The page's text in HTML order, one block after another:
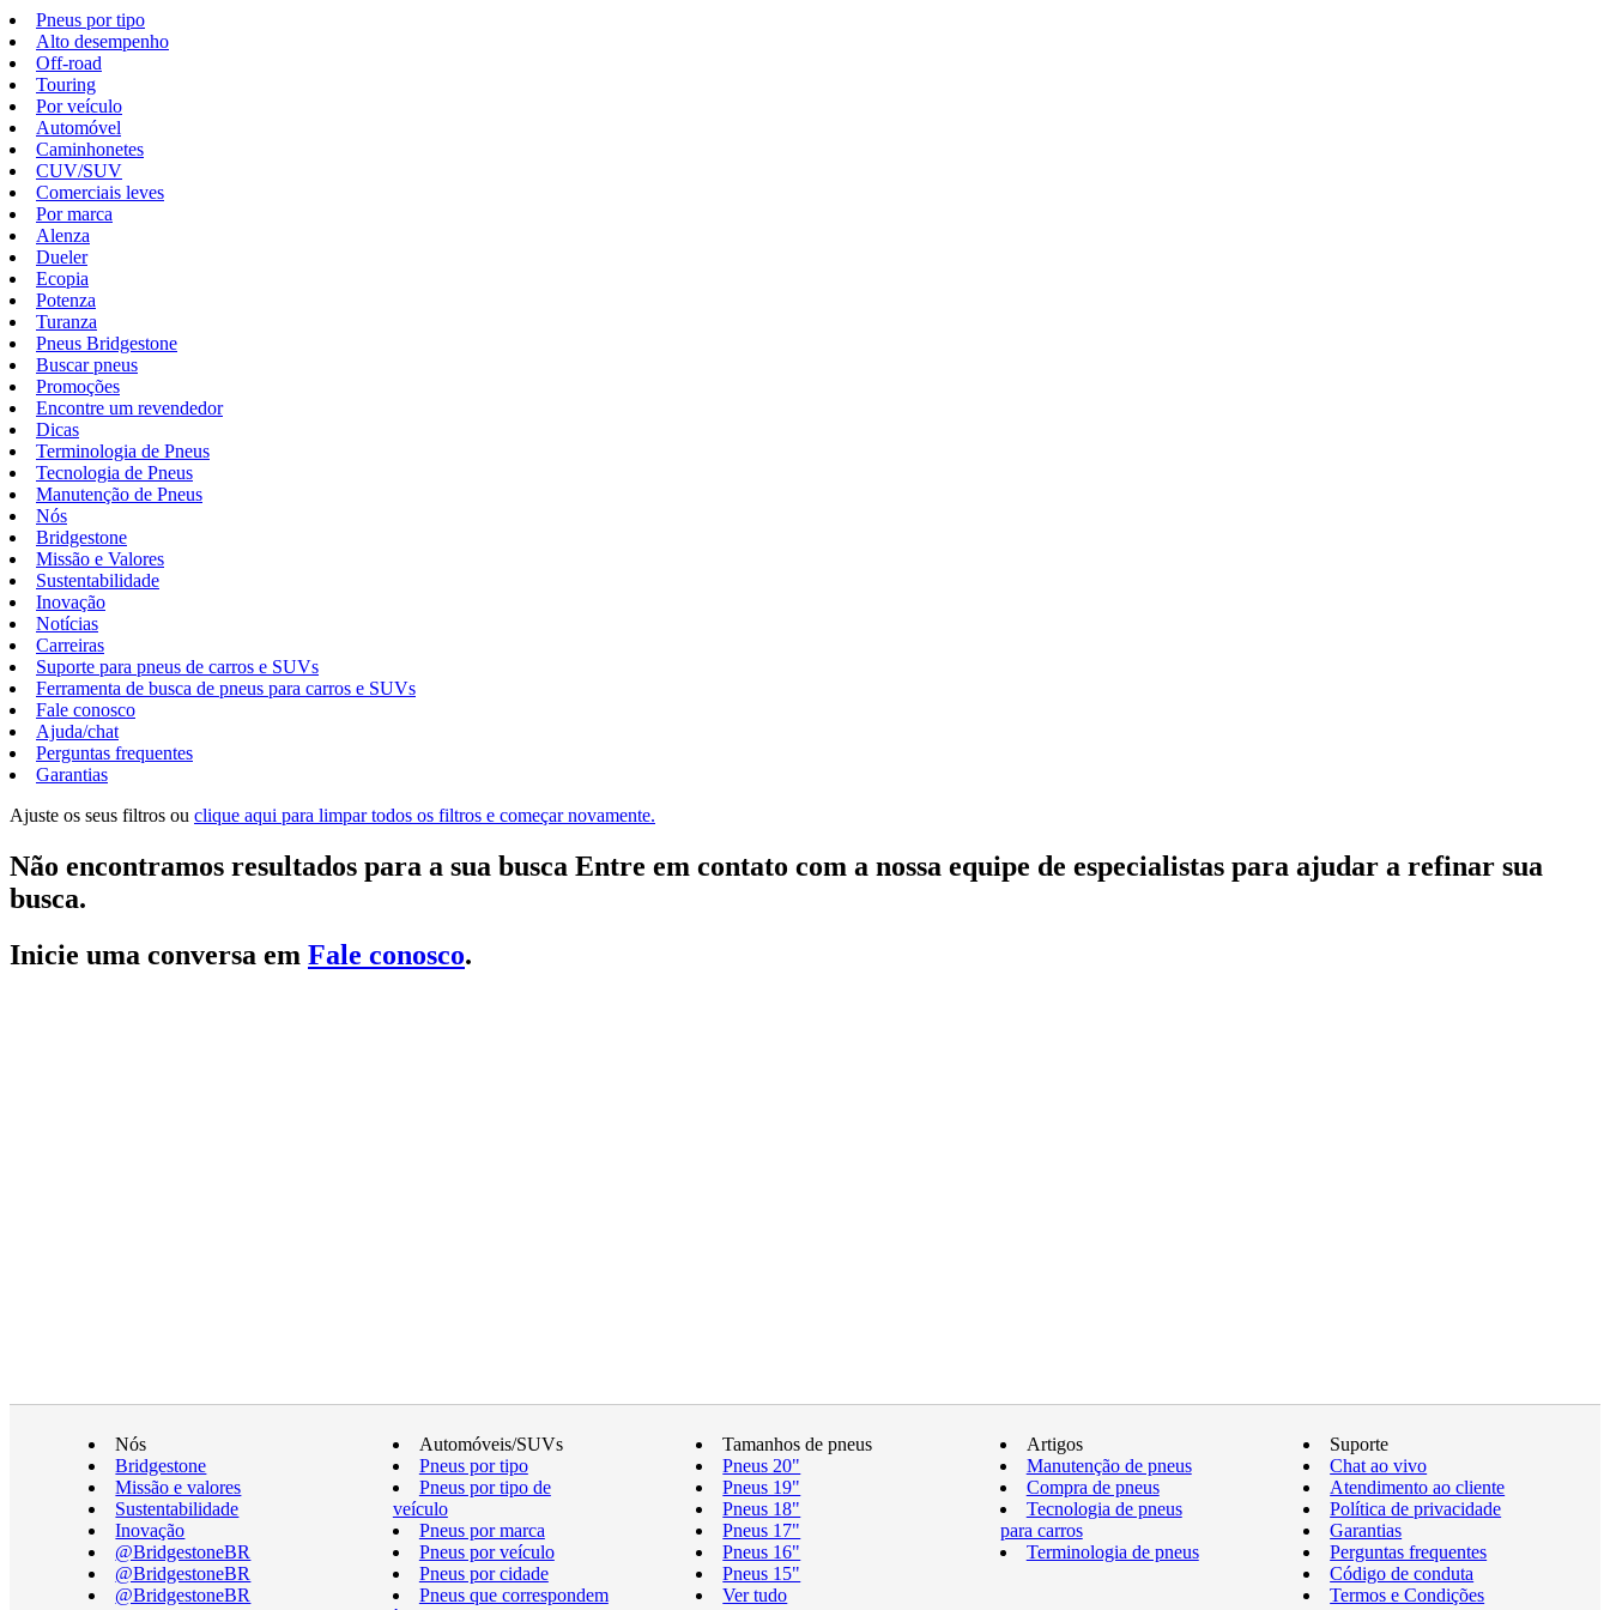
Pneus por tipo
Alto desempenho
Off-road
Touring
Por veículo
Automóvel
Caminhonetes
CUV/SUV
Comerciais leves
Por marca
Alenza
Dueler
Ecopia
Potenza
Turanza
Pneus Bridgestone
Buscar pneus
Promoções
Encontre um revendedor
Dicas
Terminologia de Pneus
Tecnologia de Pneus
Manutenção de Pneus
Nós
Bridgestone
Missão e Valores
Sustentabilidade
Inovação
Notícias
Carreiras
Suporte para pneus de carros e SUVs
Ferramenta de busca de pneus para carros e SUVs
Fale conosco
Ajuda/chat
Perguntas frequentes
Garantias
Ajuste os seus filtros ou clique aqui para limpar todos os filtros e começar novamente.
Não encontramos resultados para a sua busca Entre em contato com a nossa equipe de especialistas para ajudar a refinar sua
busca.
Inicie uma conversa em Fale conosco.
Nós
Bridgestone
Missão e valores
Sustentabilidade
Inovação
@BridgestoneBR
@BridgestoneBR
@BridgestoneBR
Automóveis/SUVs
Pneus por tipo
Pneus por tipo de
veículo
Pneus por marca
Pneus por veículo
Pneus por cidade
Pneus que correspondem
Tamanhos de pneus
Pneus 20"
Pneus 19"
Pneus 18"
Pneus 17"
Pneus 16"
Pneus 15"
Ver tudo
Artigos
Manutenção de pneus
Compra de pneus
Tecnologia de pneus
para carros
Terminologia de pneus
Suporte
Chat ao vivo
Atendimento ao cliente
Política de privacidade
Garantias
Perguntas frequentes
Código de conduta
Termos e Condições